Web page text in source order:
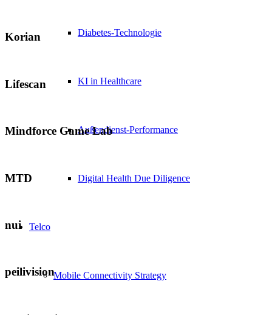
Diabetes-Technologie
KI in Healthcare
Außendienst-Performance
Digital Health Due Diligence
Telco
Mobile Connectivity Strategy
Korian
Lifescan
Mindforce Game Lab
MTD
nui
peilivision